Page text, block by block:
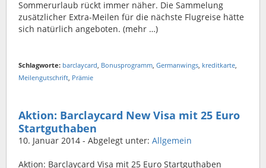
Sommerurlaub rückt immer näher. Die Sammelung
zusätzlicher Extra-Meilen für die nächste Flugreise hätte
sich natürlich angeboten. (mehr …)
Schlagworte: barclaycard, Bonusprogramm, Germanwings, kreditkarte,
Meilengutschrift, Prämie
Aktion: Barclaycard New Visa mit 25 Euro
Startguthaben
10. Januar 2014 - Abgelegt unter: Allgemein
Aktion: Barclaycard Visa mit 25 Euro Startguthaben